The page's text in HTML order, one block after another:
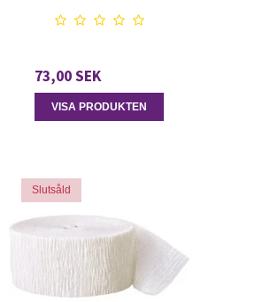
73,00 SEK
VISA PRODUKTEN
Slutsåld